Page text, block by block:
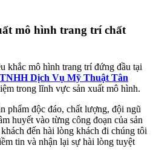
mô hình trang trí chất
khắc mô hình trang trí đứng đầu tại
Dịch Vụ Mỹ Thuật Tân
trong lĩnh vực sản xuất mô hình.
phẩm độc đáo, chất lượng, đội ngũ
huyết vào từng công đoạn của sản
đến hài lòng khách đi chúng tôi
tin và nhận lại sự hài lòng tuyệt